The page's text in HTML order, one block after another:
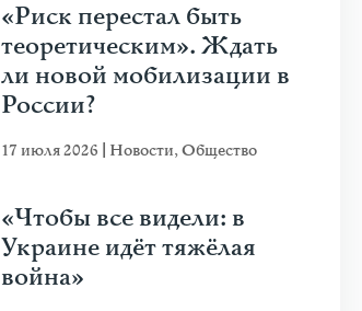
«Риск перестал быть
теоретическим». Ждать
ли новой мобилизации в
России?
17 июля 2026 Новости,Общество
«Чтобы все видели: в
Украине идёт тяжёлая
война»